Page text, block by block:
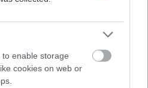
enable storage
cookies on web or